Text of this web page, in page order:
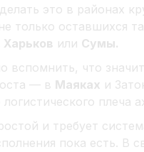
это в районах
только оставшихся
или Сумы.
что
— в Маяках и
плеча
и требует
пока есть. В